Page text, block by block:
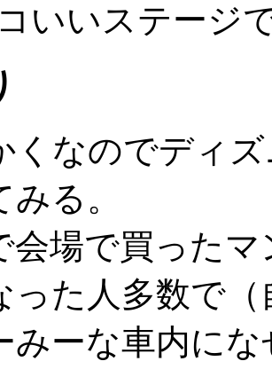
いいステージ
くなのでディ
る。
会場で買った
った人多数で
みーな車内に